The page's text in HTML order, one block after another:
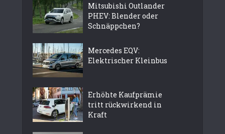
Mitsubishi Outlander
PHEV: Blender oder
Schnäppchen?
Mercedes EQV:
Elektrischer Kleinbus
Erhöhte Kaufprämie
tritt rückwirkend in
Kraft